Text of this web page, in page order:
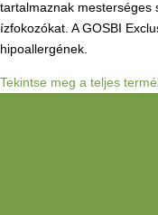
tartalmaznak mesterséges
ízfokozókat. A GOSBI
hipoallergének.
Tekintse meg a teljes